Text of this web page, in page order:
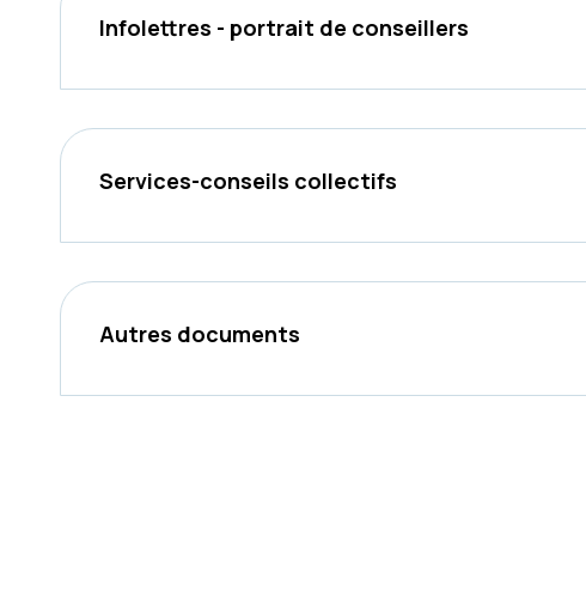
Infolettres - portrait de conseillers
Services-conseils collectifs
Autres documents